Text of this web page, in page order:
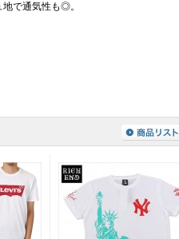
で通気性も◎。